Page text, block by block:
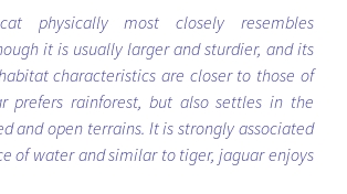
physically most closely resembles
it is usually larger and sturdier, and its
characteristics are closer to those of
prefers rainforest, but also settles in the
and open terrains. It is strongly associated
of water and similar to tiger, jaguar enjoys